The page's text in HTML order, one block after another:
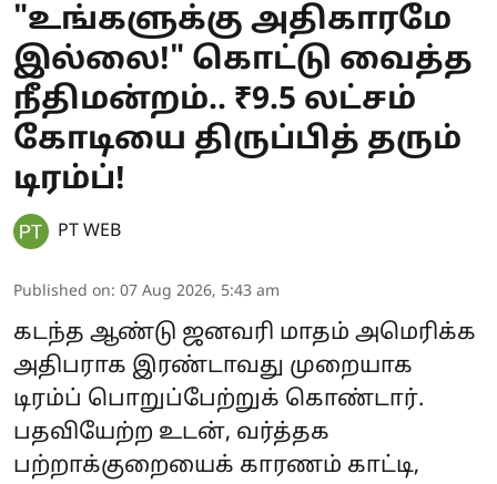
"உங்களுக்கு அதிகாரமே
இல்லை!" கொட்டு வைத்த
நீதிமன்றம்.. ₹9.5 லட்சம்
கோடியை திருப்பித் தரும்
டிரம்ப்!
PT WEB
Published on: 07 Aug 2026, 5:43 am
கடந்த ஆண்டு ஜனவரி மாதம் அமெரிக்க
அதிபராக இரண்டாவது முறையாக
டிரம்ப் பொறுப்பேற்றுக் கொண்டார்.
பதவியேற்ற உடன், வர்த்தக
பற்றாக்குறையைக் காரணம் காட்டி,